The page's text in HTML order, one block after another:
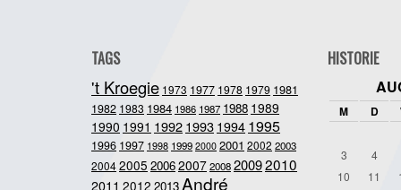
TAGS
't Kroegie 1973 1977 1978 1979 1981
1982 1983 1984 1986 1987 1988 1989
1990 1991 19921993 1994 1995
1996 1997 1998 1999 2000 2001 2002 2003
20042005 20062007200820092010
2011 2012 2013André
HISTORIE
M D
3
4
10
11